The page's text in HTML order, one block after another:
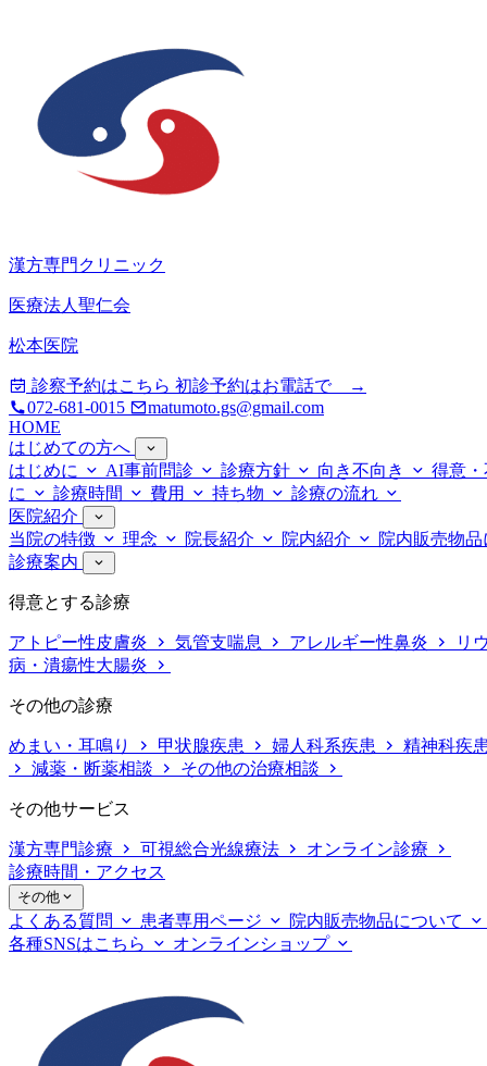
漢方専門クリニック
医療法人聖仁会
松本医院
診察予約はこちら 初診予約はお電話で →
072-681-0015
matumoto.gs@gmail.com
HOME
はじめての方へ
はじめに
AI事前問診 診療方針 向き不向き
得意
に
診療時間 費用 持ち物
診療の流れ
医院紹介
当院の特徴
理念 院長紹介 院内紹介
院内販売物
診療案内
得意とする診療
アトピー性皮膚炎 気管支喘息 アレルギー性鼻炎
リ
病・潰瘍性大腸炎
その他の診療
めまい・耳鳴り 甲状腺疾患 婦人科系疾患
精神科疾
減薬・断薬相談
その他の治療相談
その他サービス
漢方専門診療 可視総合光線療法
オンライン診療
診療時間・アクセス
その他
よくある質問 患者専用ページ
院内販売物品について
各種SNSはこちら
オンラインショップ